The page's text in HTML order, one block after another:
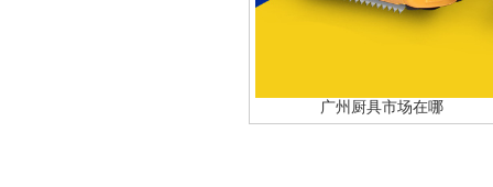
广州厨具市场在哪